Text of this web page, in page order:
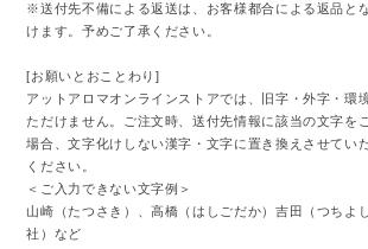
※送付先不備による返送は、お客様都合による返品と
けます。予めご了承ください。
[お願いとおことわり]
アットアロマオンラインストアでは、旧字・外字・環
ただけません。ご注文時、送付先情報に該当の文字を
場合、文字化けしない漢字・文字に置き換えさせてい
ください。
＜ご入力できない文字例＞
山崎（たつさき）、高橋（はしごだか）吉田（つちよ
社）など